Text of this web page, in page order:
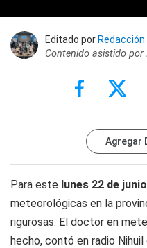
Editado porRedacción
Contenido asistido por
Agregar
Para este lunes 22 de
meteorológicas en la
rigurosas. El doctor en
hecho, contó en radio Nihuil